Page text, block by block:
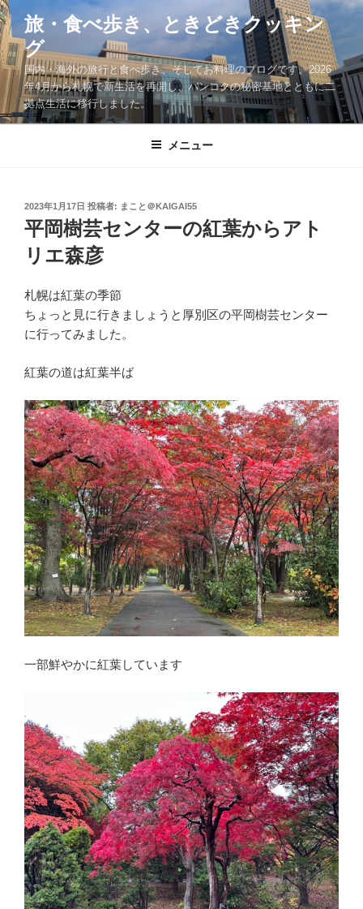
コ
ン
テ
ン
ツ
へ
ス
旅・食べ歩き、ときどきクッキン
グ
国内・海外の旅行と食べ歩き、そしてお料理のブログです。2026
年4月から札幌で新生活を再開し、バンコクの秘密基地とともに二
拠点生活に移行しました。
メニュー
投
稿
2023年1月17日 投稿者: まこと＠KAIGAI55
平岡樹芸センターの紅葉からアト
リエ森彦
札幌は紅葉の季節
ちょっと見に行きましょうと厚別区の平岡樹芸センター
に行ってみました。
紅葉の道は紅葉半ば
一部鮮やかに紅葉しています